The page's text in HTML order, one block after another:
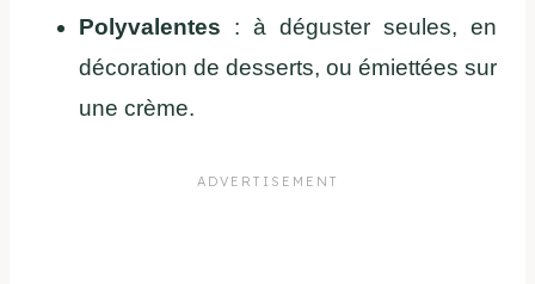
Polyvalentes : à déguster seules, en
décoration de desserts, ou émiettées sur
une crème.